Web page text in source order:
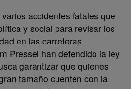
accidentes fatales que
y social para revisar los
en las carreteras.
Pressel han defendido la ley
garantizar que quienes
tamaño cuenten con la